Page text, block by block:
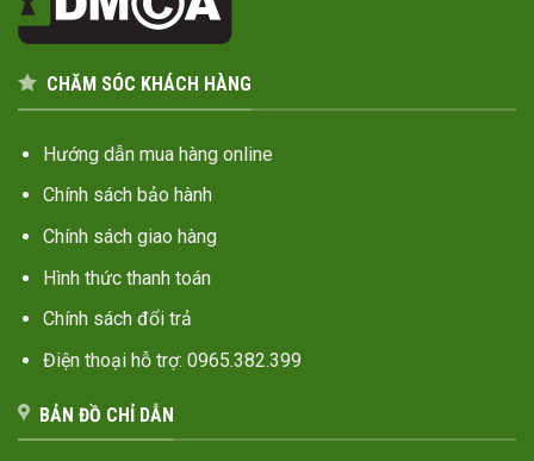
CHĂM SÓC KHÁCH HÀNG
Hướng dẫn mua hàng online
Chính sách bảo hành
Chính sách giao hàng
Hình thức thanh toán
Chính sách đổi trả
Điện thoại hỗ trợ: 0965.382.399
BẢN ĐỒ CHỈ DẪN